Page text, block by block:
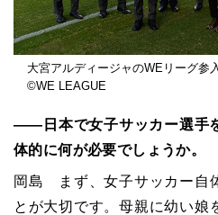
大宮アルディージャのWEリーグ参
©︎WE LEAGUE
――日本で女子サッカー選手
体的に何が必要でしょうか。
岡島 まず、女子サッカー自
とが大切です。母親に幼い娘